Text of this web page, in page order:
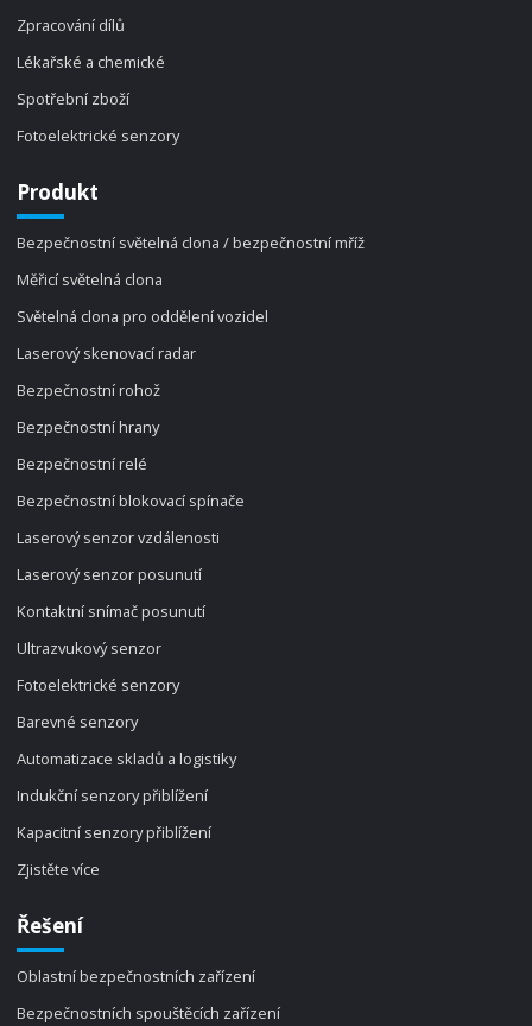
Zpracování dílů
Lékařské a chemické
Spotřební zboží
Fotoelektrické senzory
Produkt
Bezpečnostní světelná clona / bezpečnostní mříž
Měřicí světelná clona
Světelná clona pro oddělení vozidel
Laserový skenovací radar
Bezpečnostní rohož
Bezpečnostní hrany
Bezpečnostní relé
Bezpečnostní blokovací spínače
Laserový senzor vzdálenosti
Laserový senzor posunutí
Kontaktní snímač posunutí
Ultrazvukový senzor
Fotoelektrické senzory
Barevné senzory
Automatizace skladů a logistiky
Indukční senzory přiblížení
Kapacitní senzory přiblížení
Zjistěte více
Řešení
Oblastní bezpečnostních zařízení
Bezpečnostních spouštěcích zařízení